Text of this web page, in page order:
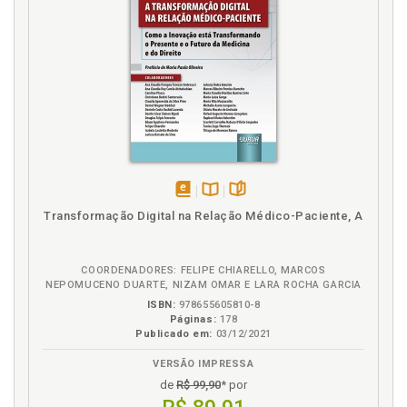
da inteligência artificial no processo jurisdicional em
rede no Brasil, p. 87
Introdução, p. 11
Juiz brasileiro no contexto da sociedade em rede
(ser-no-mundo), p. 42
Juiz-software. Inteligência artificial no processo
jurisdicional em rede brasileiro e o juiz-software, p.
Mundo da vida em rede. Historicidade da inteligência
Ontologia. Decisão jurisdicional desde a viragem
hermenêutico-ontológica, p. 108
disponívelDisponível
páginas
Transformação Digital na Relação Médico-Paciente, A
COORDENADORES: FELIPE CHIARELLO, MARCOS
NEPOMUCENO DUARTE, NIZAM OMAR E LARA ROCHA GARCIA
ISBN: 978655605810-8
Páginas: 178
Publicado em: 03/12/2021
VERSÃO IMPRESSA
de R$ 99,90* por